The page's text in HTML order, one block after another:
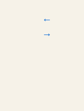
←
→